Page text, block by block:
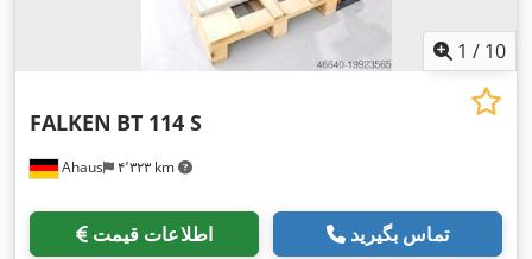
1 / 10
Ahaus ۴٬۳۲۳ km
FALKEN BT 114 S
اطلاعات قیمت تماس بگیرید